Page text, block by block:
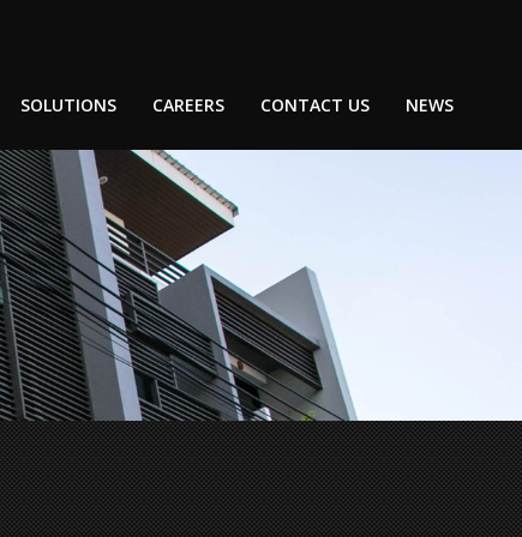
SOLUTIONS CAREERS CONTACT US NEWS